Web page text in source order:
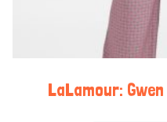
LaLamour: